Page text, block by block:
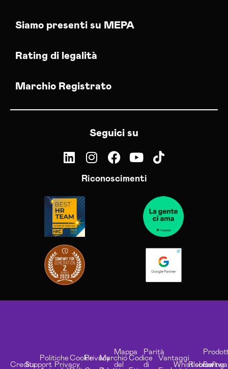
Siamo presenti su MEPA
Rating di legalità
Marchio Registrato
Seguici su
Riconoscimenti
CreditsSupport
Politiche
Privacy
CookiePrivacyMarchio
Mappa
del
Codice
Parità
di
Vantaggi
Whistleblowing
Risorse